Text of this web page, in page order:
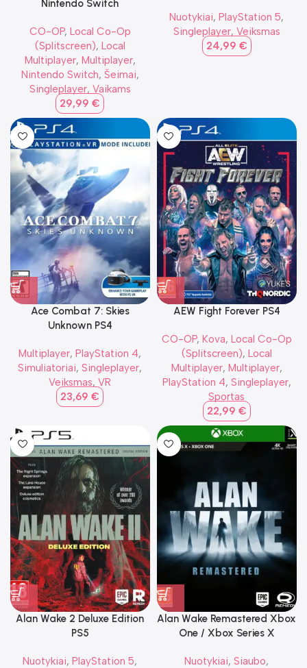
Nintendo Switch
CO-OP, Local Co-Op
(Splitscreen), Local
Multiplayer, Multiplayer,
Nintendo Switch, Šeimai,
Singleplayer, Vaikams
29,99€
Nuotykiai,PlayStation 5,
Singleplayer, Veiksmas
24,99 €
Ace Combat 7: Skies
Unknown PS4
Multiplayer,PlayStation 4,
Simuliatoriai,Singleplayer,
Veiksmas,VR
23,69€
AEW Fight Forever PS4
CO-OP, Kova, Local Co-Op
(Splitscreen), Local
Multiplayer, Multiplayer,
PlayStation 4, Singleplayer,
Sportas
22,99 €
Alan Wake 2 Deluxe Edition
PS5
Nuotykiai,PlayStation 5,
Alan Wake Remastered Xbox
One / Xbox Series X
Nuotykiai,Siaubo,